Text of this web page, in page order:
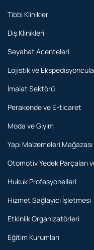
Tıbbi Klinikler
Diş Klinikleri
Seyahat Acenteleri
Lojistik ve
İmalat Sektörü
Perakende ve E-ticaret
Moda ve Giyim
Yapı Malzemeleri Mağazası
Otomotiv Yedek Parçaları
Hukuk Profesyonelleri
Hizmet Sağlayıcı İşletmesi
Etkinlik Organizatörleri
Eğitim Kurumları